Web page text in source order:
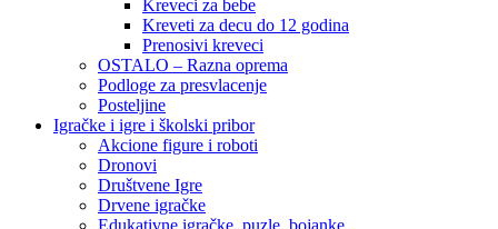
Kreveci za bebe
Kreveti za decu do 12 godina
Prenosivi kreveci
OSTALO – Razna oprema
Podloge za presvlacenje
Posteljine
Igračke i igre i školski pribor
Akcione figure i roboti
Dronovi
Društvene Igre
Drvene igračke
Edukativne igračke, puzle, bojanke